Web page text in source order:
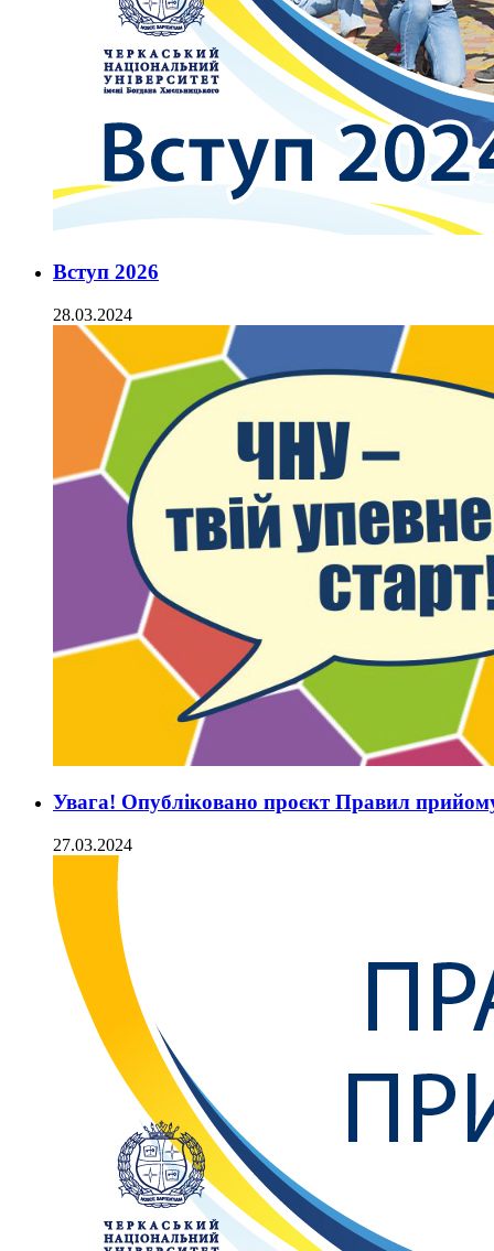
Вступ 2026
28.03.2024
Увага! Опубліковано проєкт Правил
27.03.2024